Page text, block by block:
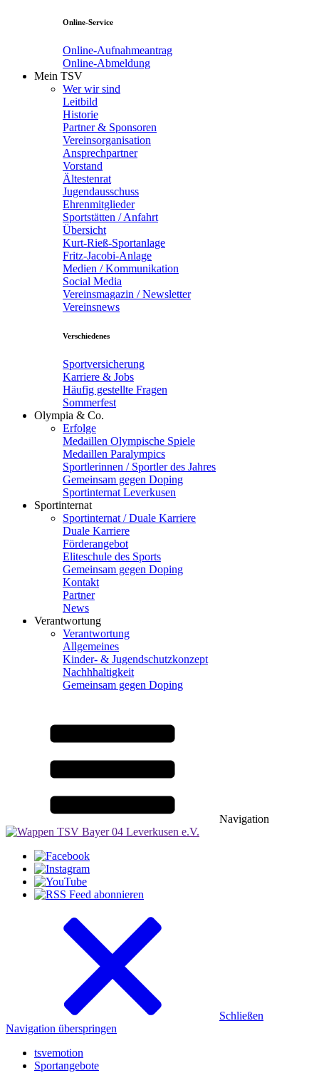
Online-Service
Online-Aufnahmeantrag
Online-Abmeldung
Mein TSV
Wer wir sind
Leitbild
Historie
Partner & Sponsoren
Vereinsorganisation
Ansprechpartner
Vorstand
Ältestenrat
Jugendausschuss
Ehrenmitglieder
Sportstätten / Anfahrt
Übersicht
Kurt-Rieß-Sportanlage
Fritz-Jacobi-Anlage
Medien / Kommunikation
Social Media
Vereinsmagazin / Newsletter
Vereinsnews
Verschiedenes
Sportversicherung
Karriere & Jobs
Häufig gestellte Fragen
Sommerfest
Olympia & Co.
Erfolge
Medaillen Olympische Spiele
Medaillen Paralympics
Sportlerinnen / Sportler des Jahres
Gemeinsam gegen Doping
Sportinternat Leverkusen
Sportinternat
Sportinternat / Duale Karriere
Duale Karriere
Förderangebot
Eliteschule des Sports
Gemeinsam gegen Doping
Kontakt
Partner
News
Verantwortung
Verantwortung
Allgemeines
Kinder- & Jugendschutzkonzept
Nachhhaltigkeit
Gemeinsam gegen Doping
Navigation
Schließen
Navigation überspringen
tsvemotion
Sportangebote